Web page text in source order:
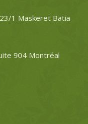
23/1 Maskeret Batia
904 Montréal